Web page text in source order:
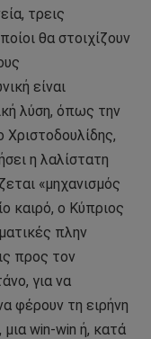
τρεις
θα στοιχίζουν
είναι
λύση, όπως την
Χριστοδουλίδης,
η λαλίστατη
«μηχανισμός
καιρό, ο Κύπριος
πλην
προς τον
για να
φέρουν τη ειρήνη
μια win-win ή, κατά